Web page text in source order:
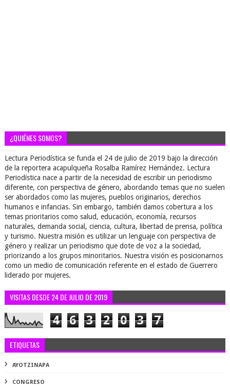
¿QUIÉNES SOMOS?
Lectura Periodística se funda el 24 de julio de 2019 bajo la dirección
de la reportera acapulqueña Rosalba Ramírez Hernández. Lectura
Periodística nace a partir de la necesidad de escribir un periodismo
diferente, con perspectiva de género, abordando temas que no suelen
ser abordados como las mujeres, pueblos originarios, derechos
humanos e infancias. Sin embargo, también damos cobertura a los
temas prioritarios como salud, educación, economía, recursos
naturales, demanda social, ciencia, cultura, libertad de prensa, política
y turismo. Nuestra misión es utilizar un lenguaje con perspectiva de
género y realizar un periodismo que dote de voz a la sociedad,
priorizando a los grupos minoritarios. Nuestra visión es posicionarnos
como un medio de comunicación referente en el estado de Guerrero
liderado por mujeres.
VISITAS DESDE 24 DE JULIO DE 2019
4 6 3 2 0 3 7
ETIQUETAS
AYOTZINAPA
CONGRESO